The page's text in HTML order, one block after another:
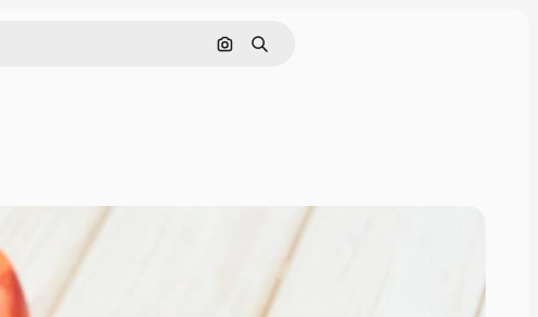
Pesquisar por imagem
Buscar